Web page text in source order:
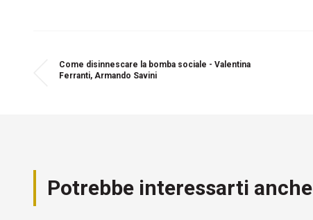
Come disinnescare la bomba sociale - Valentina
Ferranti, Armando Savini
Potrebbe interessarti anche